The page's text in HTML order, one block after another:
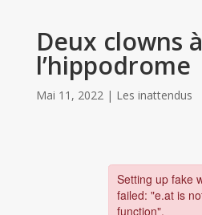
Deux clowns à
l’hippodrome
Mai 11, 2022| Les inattendus